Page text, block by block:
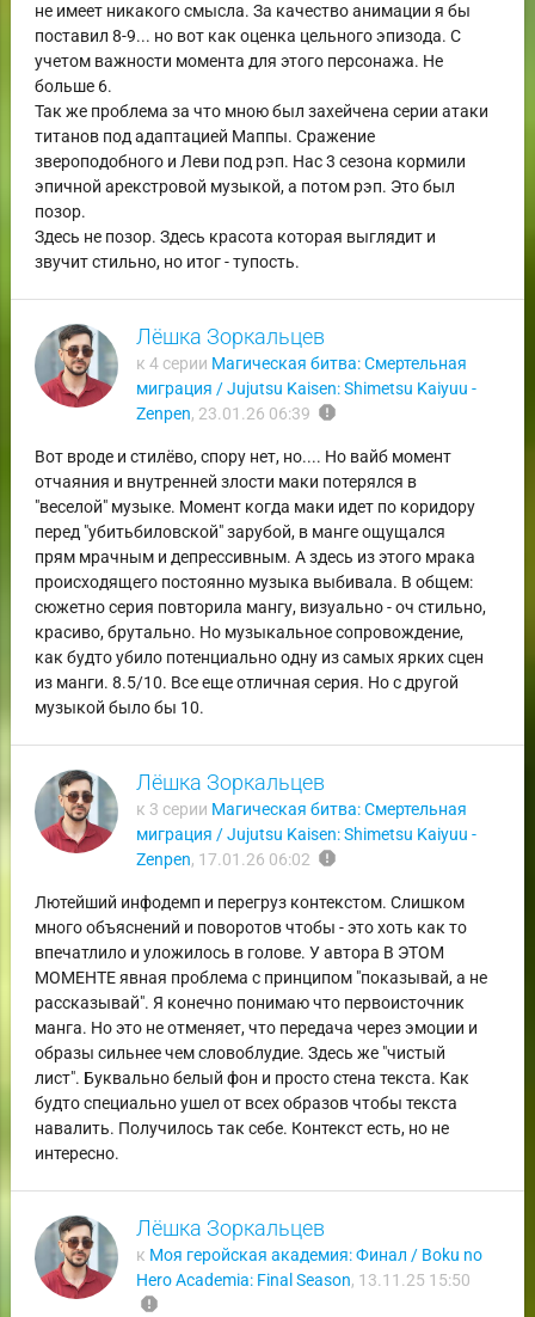
не имеет никакого смысла. За качество анимации я бы
поставил 8-9... но вот как оценка цельного эпизода. С
учетом важности момента для этого персонажа. Не
больше 6.
Так же проблема за что мною был захейчена серии атаки
титанов под адаптацией Маппы. Сражение
звероподобного и Леви под рэп. Нас 3 сезона кормили
эпичной арекстровой музыкой, а потом рэп. Это был
позор.
Здесь не позор. Здесь красота которая выглядит и
звучит стильно, но итог - тупость.
Лёшка Зоркальцев
к 4 серии Магическая битва: Смертельная
миграция / Jujutsu Kaisen: Shimetsu Kaiyuu -
Zenpen, 23.01.26 06:39 report
Вот вроде и стилёво, спору нет, но.... Но вайб момент
отчаяния и внутренней злости маки потерялся в
"веселой" музыке. Момент когда маки идет по коридору
перед "убитьбиловской" зарубой, в манге ощущался
прям мрачным и депрессивным. А здесь из этого мрака
происходящего постоянно музыка выбивала. В общем:
сюжетно серия повторила мангу, визуально - оч стильно,
красиво, брутально. Но музыкальное сопровождение,
как будто убило потенциально одну из самых ярких сцен
из манги. 8.5/10. Все еще отличная серия. Но с другой
музыкой было бы 10.
Лёшка Зоркальцев
к 3 серии Магическая битва: Смертельная
миграция / Jujutsu Kaisen: Shimetsu Kaiyuu -
Zenpen, 17.01.26 06:02 report
Лютейший инфодемп и перегруз контекстом. Слишком
много объяснений и поворотов чтобы - это хоть как то
впечатлило и уложилось в голове. У автора В ЭТОМ
МОМЕНТЕ явная проблема с принципом "показывай, а не
рассказывай". Я конечно понимаю что первоисточник
манга. Но это не отменяет, что передача через эмоции и
образы сильнее чем словоблудие. Здесь же "чистый
лист". Буквально белый фон и просто стена текста. Как
будто специально ушел от всех образов чтобы текста
навалить. Получилось так себе. Контекст есть, но не
интересно.
Лёшка Зоркальцев
к Моя геройская академия: Финал / Boku no
Hero Academia: Final Season, 13.11.25 15:50
report